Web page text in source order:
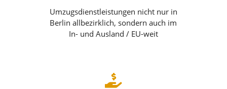
Umzugsdienstleistungen nicht nur in
Berlin allbezirklich, sondern auch im
In- und Ausland / EU-weit
